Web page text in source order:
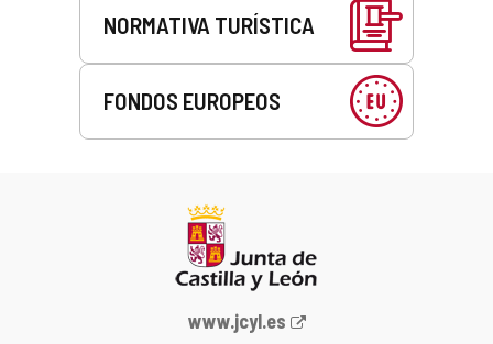
NORMATIVA TURÍSTICA
FONDOS EUROPEOS
Portal
www.jcyl.es